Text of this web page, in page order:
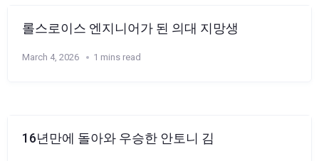
롤스로이스 엔지니어가 된 의대 지망생
March 4, 2026 1 mins read
16년만에 돌아와 우승한 안토니 김